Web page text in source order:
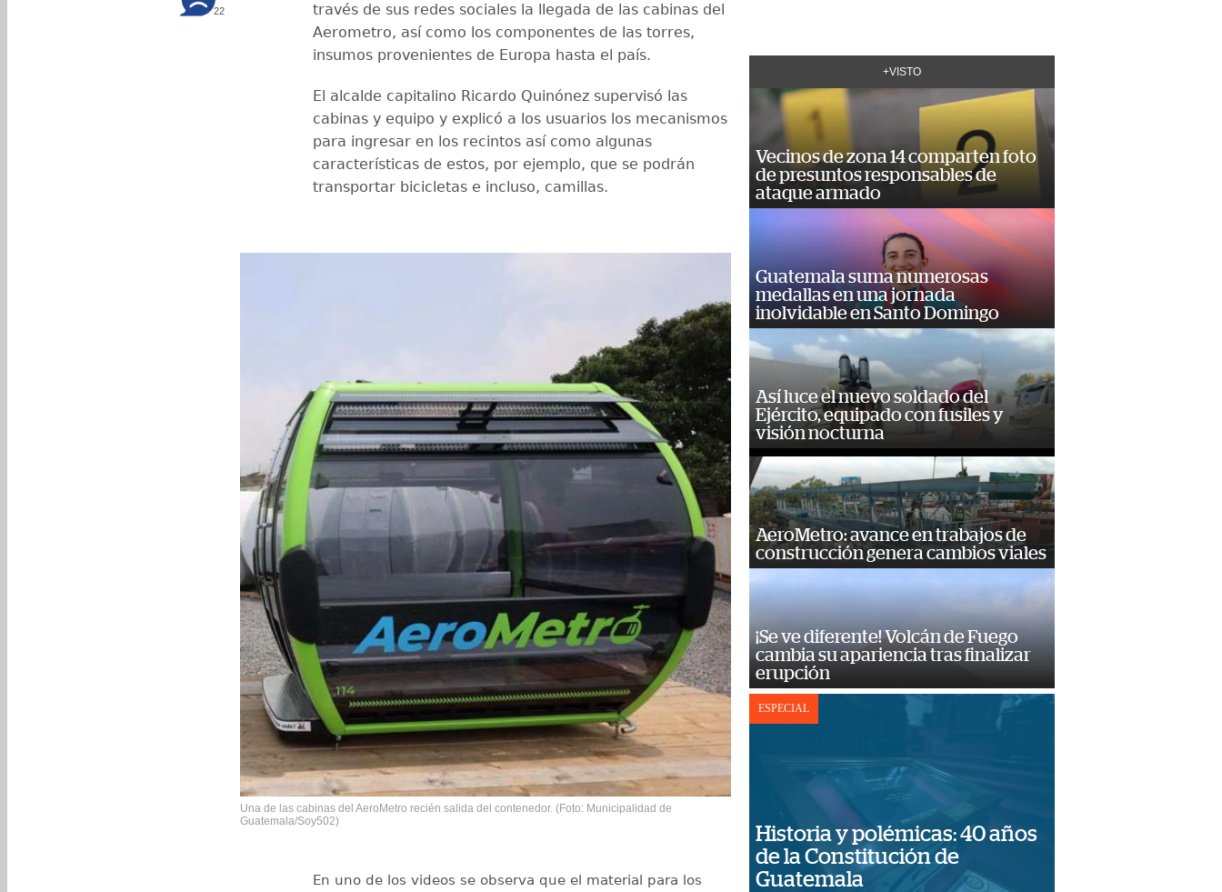
22
través de sus redes sociales la llegada de las cabinas del
Aerometro, así como los componentes de las torres,
insumos provenientes de Europa hasta el país.
El alcalde capitalino Ricardo Quinónez supervisó las
cabinas y equipo y explicó a los usuarios los mecanismos
para ingresar en los recintos así como algunas
características de estos, por ejemplo, que se podrán
transportar bicicletas e incluso, camillas.
Una de las cabinas del AeroMetro recién salida del contenedor. (Foto: Municipalidad de
Guatemala/Soy502)
En uno de los videos se observa que el material para los
+VISTO
Vecinos de zona 14 comparten foto
de presuntos responsables de
ataque armado
Guatemala suma numerosas
medallas en una jornada
inolvidable en Santo Domingo
Así luce el nuevo soldado del
Ejército, equipado con fusiles y
visión nocturna
AeroMetro: avance en trabajos de
construcción genera cambios viales
¡Se ve diferente! Volcán de Fuego
cambia su apariencia tras finalizar
erupción
ESPECIAL
Historia y polémicas: 40 años
de la Constitución de
Guatemala